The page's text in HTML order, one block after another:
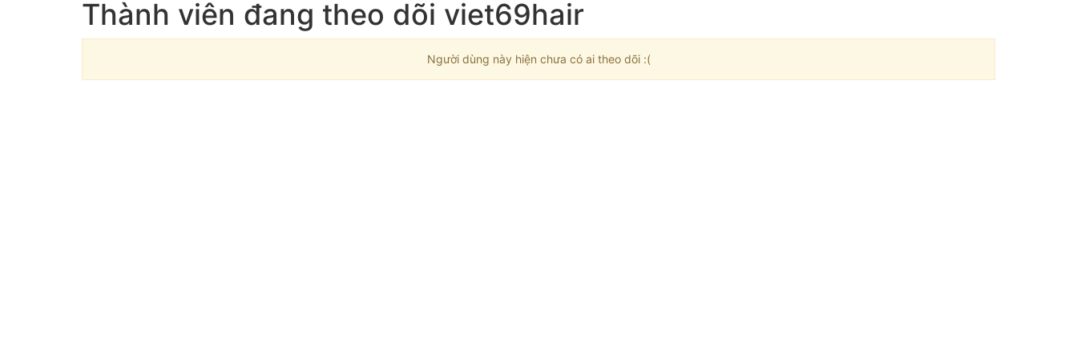
Thành viên đang theo dõi viet69hair
Người dùng này hiện chưa có ai theo dõi :(